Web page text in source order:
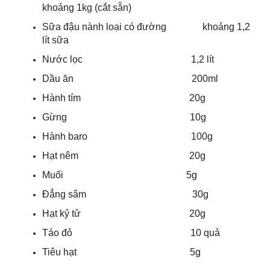
khoảng 1kg (cắt sẵn)
Sữa đậu nành loại có đường khoảng 1,2
lít sữa
Nước lọc 1,2 lít
Dầu ăn 200ml
Hành tím 20g
Gừng 10g
Hành baro 100g
Hạt nêm 20g
Muối 5g
Đẳng sâm 30g
Hạt kỷ tử 20g
Táo đỏ 10 quả
Tiêu hạt 5g